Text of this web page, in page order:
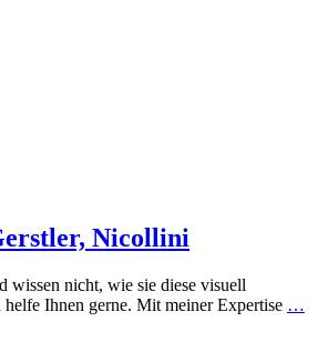
Nicollini
wissen nicht, wie sie diese visuell
Ihnen gerne. Mit meiner Expertise …